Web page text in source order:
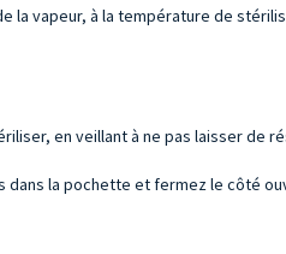
vapeur, à la température de
en veillant à ne pas laisser de
dans la pochette et fermez le côté